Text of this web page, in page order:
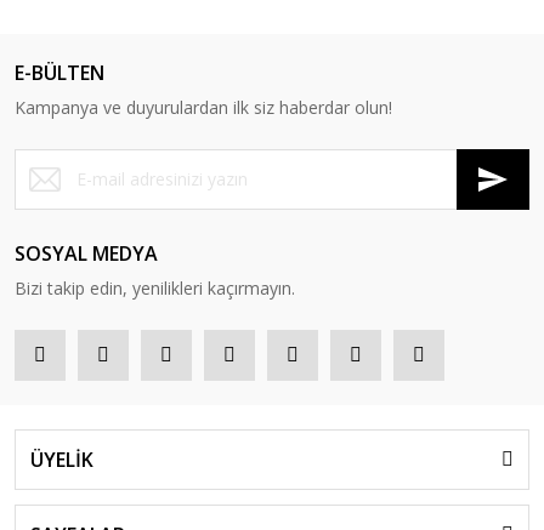
E-BÜLTEN
Kampanya ve duyurulardan ilk siz haberdar olun!
SOSYAL MEDYA
Bizi takip edin, yenilikleri kaçırmayın.
ÜYELİK